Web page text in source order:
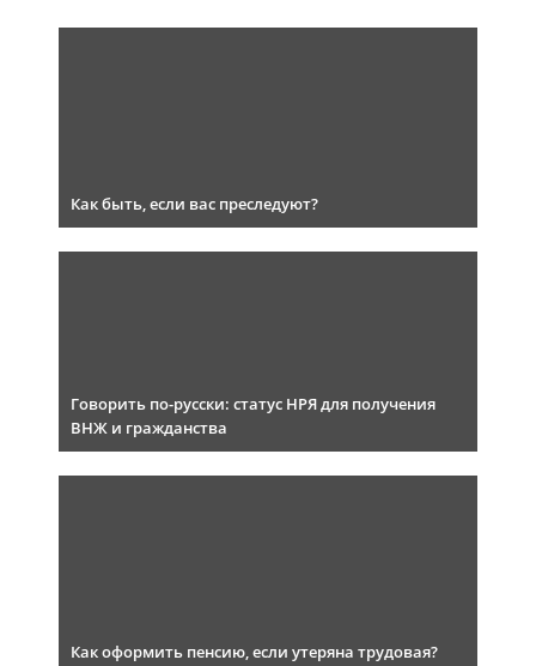
Как быть, если вас преследуют?
Говорить по-русски: статус НРЯ для получения
ВНЖ и гражданства
Как оформить пенсию, если утеряна трудовая?